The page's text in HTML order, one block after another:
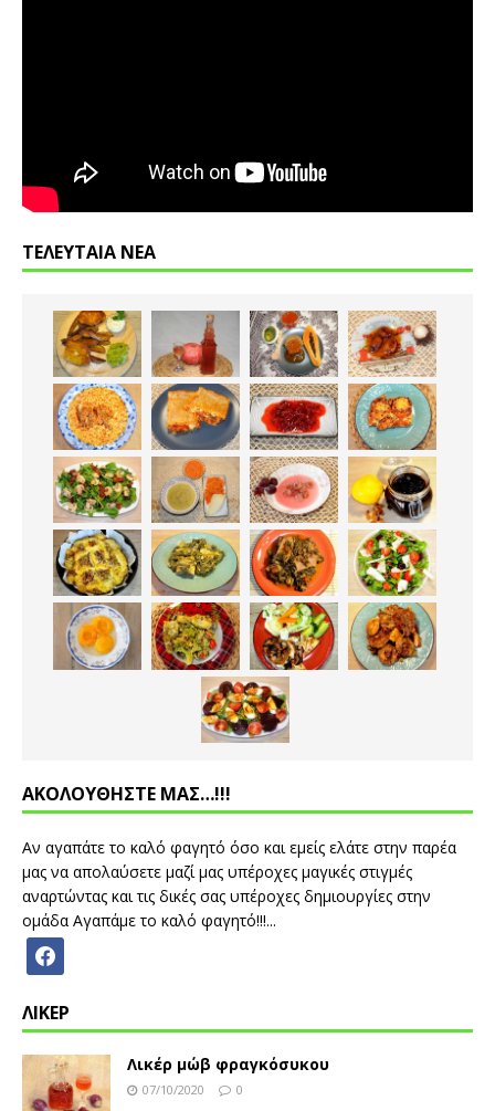
ΤΕΛΕΥΤΑΙΑ ΝΕΑ
ΑΚΟΛΟΥΘΗΣΤΕ ΜΑΣ…!!!
Αν αγαπάτε το καλό φαγητό όσο και εμείς ελάτε στην παρέα
μας να απολαύσετε μαζί μας υπέροχες μαγικές στιγμές
αναρτώντας και τις δικές σας υπέροχες δημιουργίες στην
ομάδα Αγαπάμε το καλό φαγητό!!!...
ΛΙΚΕΡ
Λικέρ μώβ φραγκόσυκου
07/10/2020 0